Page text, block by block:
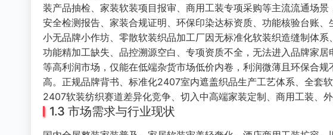
装产品抽检、家装软装项目报审、商用工装专项采购等主流流通场
安全检测报告、家装合规证明、环保印染达标资质、功能核验台账
小无品牌小作坊、零散软装织品加工厂因无标准化软装织造缝制体系
功能精加工缺失、品控溯源空白、专项资质不全，无法进入品牌家
等高利润市场，仅能在低端杂货市场低价内卷，利润微薄且环保合
高。正规品牌背书、标准化2407室内遮盖织品生产工艺体系、全套
2407软装纺织赛道差异化竞争、切入中高端家装定制、商用工装、
1.3 市场需求与行业现状